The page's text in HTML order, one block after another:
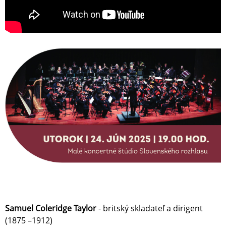
Samuel Coleridge Taylor- britský skladateľ a dirigent
(1875 –1912)